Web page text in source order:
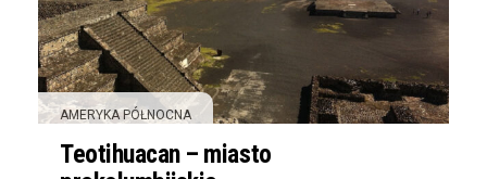
AMERYKA PÓŁNOCNA
Teotihuacan – miasto